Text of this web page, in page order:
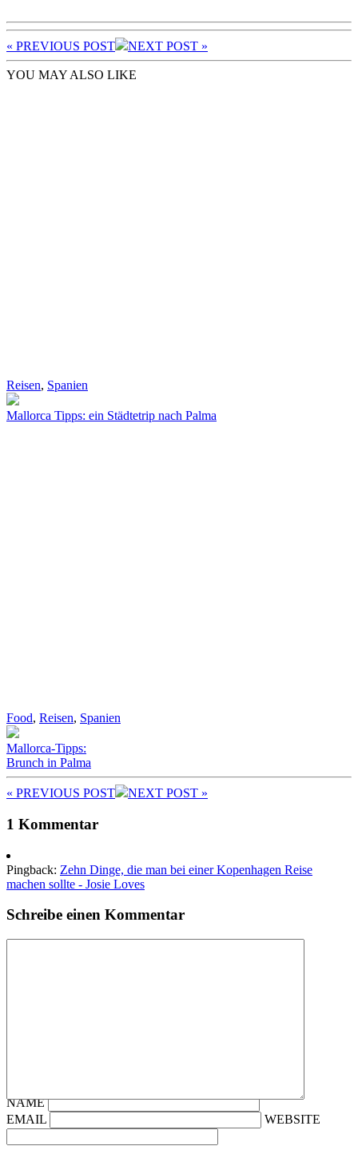
« PREVIOUS POST NEXT POST »
YOU MAY ALSO LIKE
Reisen, Spanien
Mallorca Tipps: ein Städtetrip nach Palma
Food, Reisen, Spanien
Mallorca-Tipps:
Brunch in Palma
« PREVIOUS POST NEXT POST »
1 Kommentar
Pingback: Zehn Dinge, die man bei einer Kopenhagen Reise
machen sollte - Josie Loves
Schreibe einen Kommentar
NAME
EMAIL
WEBSITE